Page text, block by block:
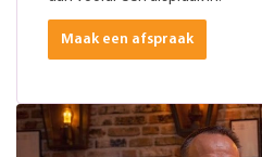
Maak een afspraak